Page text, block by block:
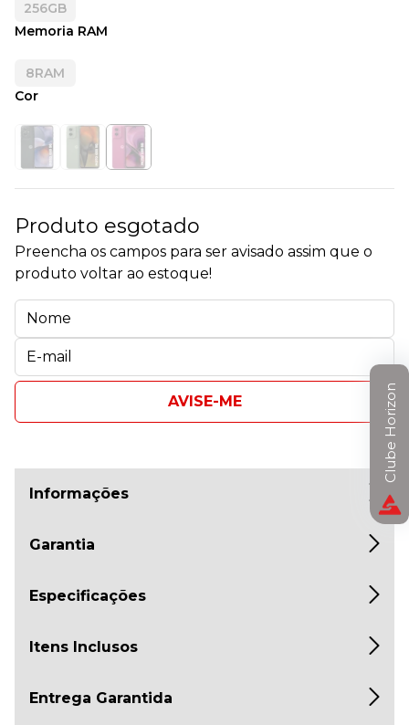
256GB
Memoria RAM
8RAM
Cor
Produto esgotado
Preencha os campos para ser avisado assim que o
produto voltar ao estoque!
AVISE-ME
Informações
Garantia
Especificações
Itens Inclusos
Entrega Garantida
Clube Horizon